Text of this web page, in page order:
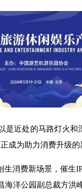
是近处的马路灯火
成为助力消费升级的
生消费新场景，催
洋公园副总裁方